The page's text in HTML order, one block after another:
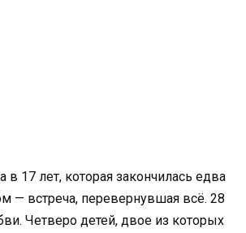
в 17 лет, которая закончилась едва
— встреча, перевернувшая всё. 28
Четверо детей, двое из которых